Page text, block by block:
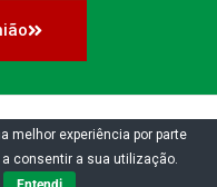
direitos reservados | Powered by
Proteção de Dados
melhor experiência por parte
consentir a sua utilização.